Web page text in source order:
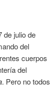
de julio de
del
cuerpos
del
. Pero no todos